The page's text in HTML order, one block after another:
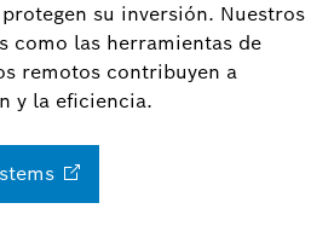
su inversión. Nuestros
como las herramientas de
remotos contribuyen a
y la eficiencia.